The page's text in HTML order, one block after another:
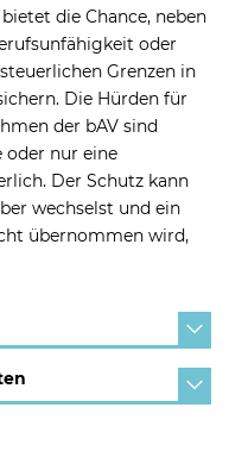
die Chance, neben
oder
Grenzen in
Die Hürden für
der bAV sind
oder nur eine
Der Schutz kann
wechselst und ein
übernommen wird,